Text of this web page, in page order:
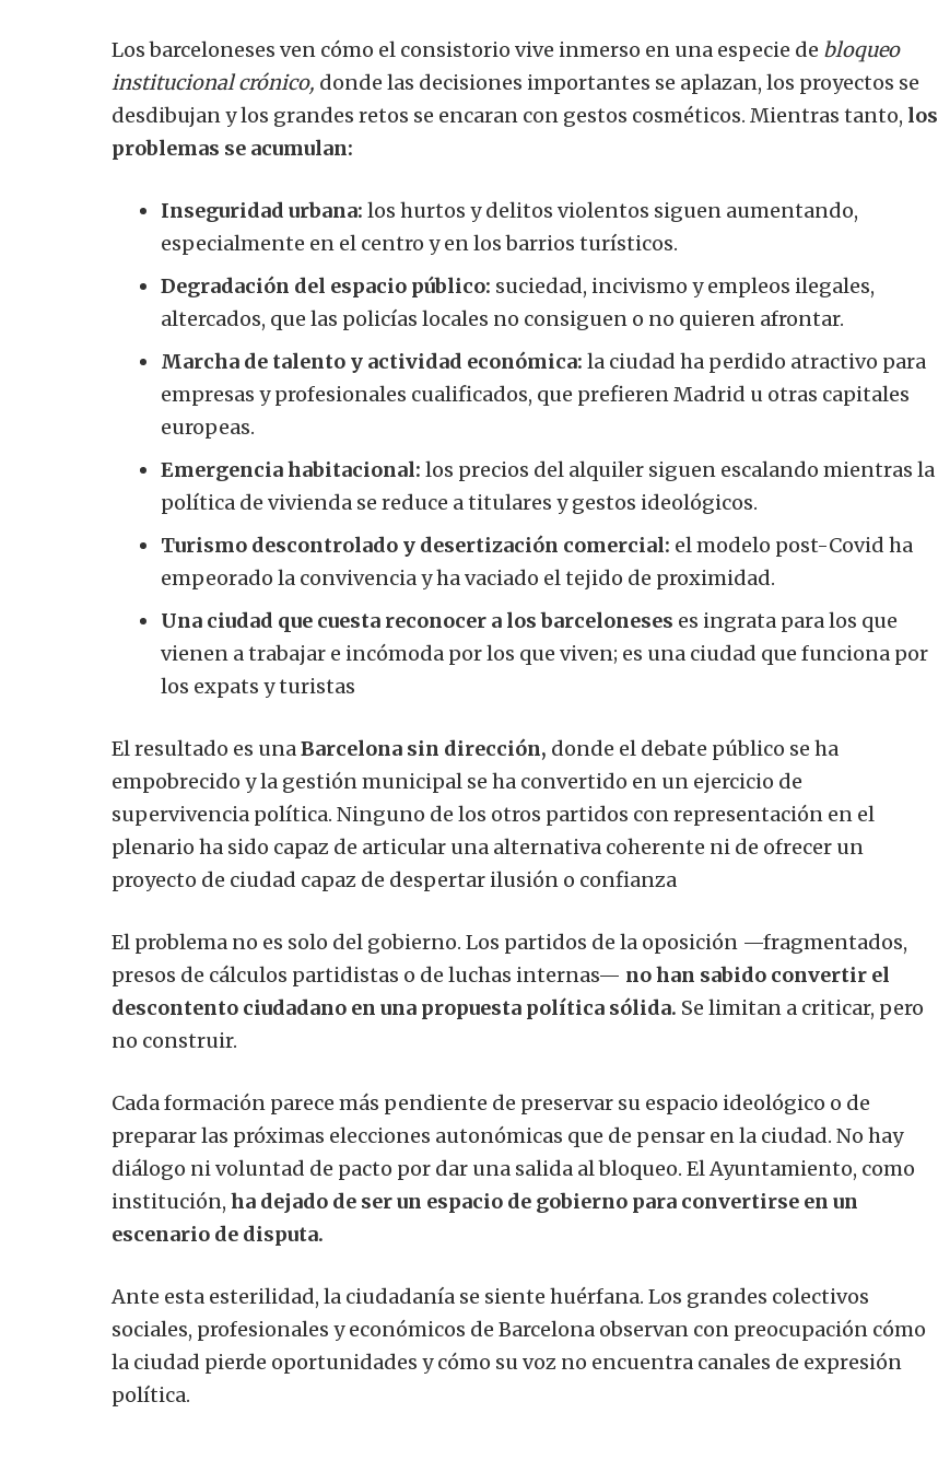
Los barceloneses ven cómo el consistorio vive inmerso en una especie de bloqueo
institucional crónico, donde las decisiones importantes se aplazan, los proyectos se
desdibujan y los grandes retos se encaran con gestos cosméticos. Mientras tanto, los
problemas se acumulan:
Inseguridad urbana: los hurtos y delitos violentos siguen aumentando,
especialmente en el centro y en los barrios turísticos.
Degradación del espacio público: suciedad, incivismo y empleos ilegales,
altercados, que las policías locales no consiguen o no quieren afrontar.
Marcha de talento y actividad económica: la ciudad ha perdido atractivo para
empresas y profesionales cualificados, que prefieren Madrid u otras capitales
europeas.
Emergencia habitacional: los precios del alquiler siguen escalando mientras la
política de vivienda se reduce a titulares y gestos ideológicos.
Turismo descontrolado y desertización comercial: el modelo post-Covid ha
empeorado la convivencia y ha vaciado el tejido de proximidad.
Una ciudad que cuesta reconocer a los barceloneses es ingrata para los que
vienen a trabajar e incómoda por los que viven; es una ciudad que funciona por
los expats y turistas
El resultado es una Barcelona sin dirección, donde el debate público se ha
empobrecido y la gestión municipal se ha convertido en un ejercicio de
supervivencia política. Ninguno de los otros partidos con representación en el
plenario ha sido capaz de articular una alternativa coherente ni de ofrecer un
proyecto de ciudad capaz de despertar ilusión o confianza
El problema no es solo del gobierno. Los partidos de la oposición —fragmentados,
presos de cálculos partidistas o de luchas internas— no han sabido convertir el
descontento ciudadano en una propuesta política sólida. Se limitan a criticar, pero
no construir.
Cada formación parece más pendiente de preservar su espacio ideológico o de
preparar las próximas elecciones autonómicas que de pensar en la ciudad. No hay
diálogo ni voluntad de pacto por dar una salida al bloqueo. El Ayuntamiento, como
institución, ha dejado de ser un espacio de gobierno para convertirse en un
escenario de disputa.
Ante esta esterilidad, la ciudadanía se siente huérfana. Los grandes colectivos
sociales, profesionales y económicos de Barcelona observan con preocupación cómo
la ciudad pierde oportunidades y cómo su voz no encuentra canales de expresión
política.